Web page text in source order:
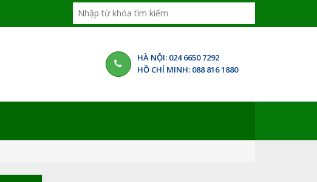
HÀ NỘI: 024 6650 7292
HỒ CHÍ MINH: 088 816 1880